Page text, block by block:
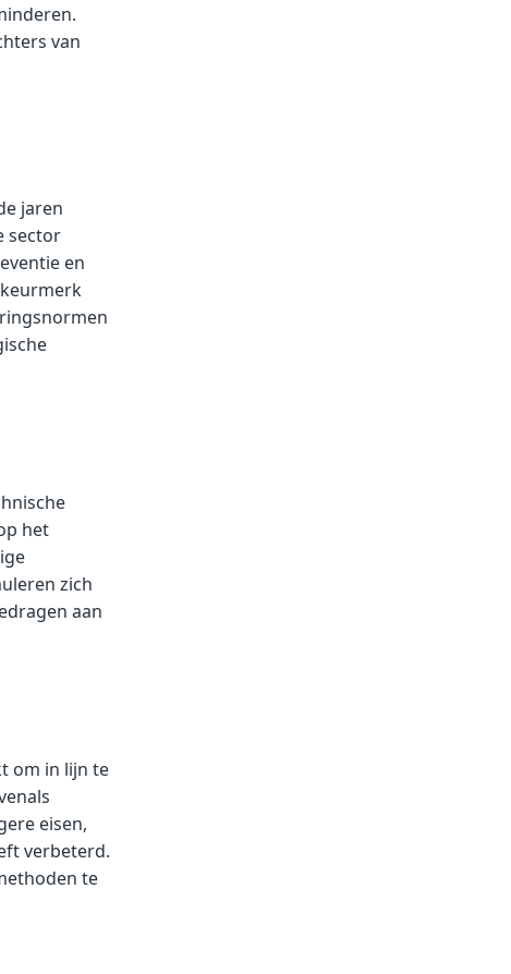
van
jaren
sector
en
het
zich
aan
om in lijn te
eisen,
verbeterd.
te